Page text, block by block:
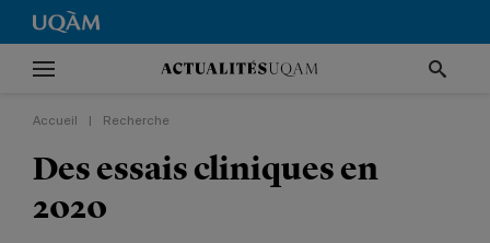
Accueil Recherche
Des essais cliniques en
2020